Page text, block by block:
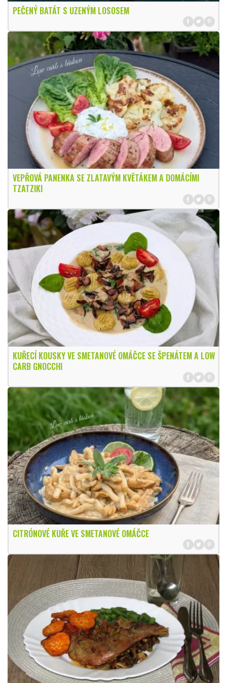
PEČENÝ BATÁT S UZENÝM LOSOSEM
VEPŘOVÁ PANENKA SE ZLATAVÝM KVĚTÁKEM A DOMÁCÍMI
TZATZIKI
KUŘECÍ KOUSKY VE SMETANOVÉ OMÁČCE SE ŠPENÁTEM A LOW
CARB GNOCCHI
CITRÓNOVÉ KUŘE VE SMETANOVÉ OMÁČCE